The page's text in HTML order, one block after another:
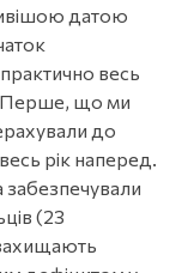
датою
весь
Перше, що ми
до
рік наперед.
(23